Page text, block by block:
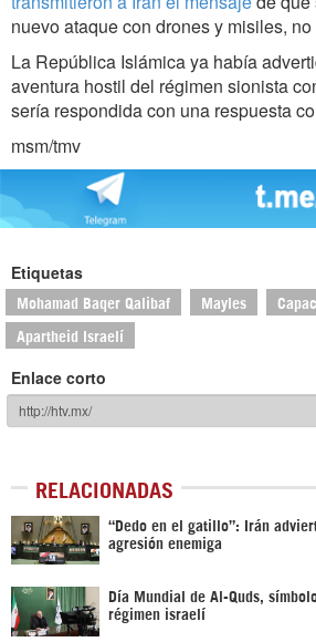
nuevo ataque con drones y misiles,
La República Islámica ya había
aventura hostil del régimen sionista
sería respondida con una respuesta
msm/tmv
Etiquetas
Mohamad Baqer Qalibaf Mayles
Apartheid Israelí
Enlace corto
RELACIONADAS
“Dedo en el gatillo”: Irán
agresión enemiga
Día Mundial de Al-Quds,
régimen israelí